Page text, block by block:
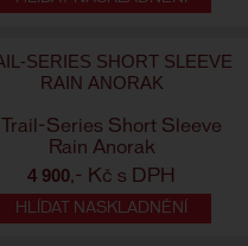
SERIES SHORT SLEEVE
RAIN ANORAK
4 900,- Kč s DPH
HLÍDAT NASKLADNĚNÍ